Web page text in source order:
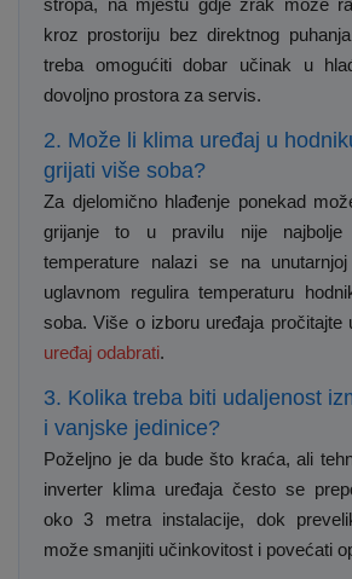
kroz prostoriju bez direktnog
treba omogućiti dobar učinak u
dovoljno prostora za servis.
2. Može li klima uređaj u
grijati više soba?
Za djelomično hlađenje ponekad
grijanje to u pravilu nije najbolje
temperature nalazi se na
uglavnom regulira temperaturu
soba. Više o izboru uređaja pročitajte
uređaj odabrati.
3. Kolika treba biti udaljenost
i vanjske jedinice?
Poželjno je da bude što kraća, ali
inverter klima uređaja često se
oko 3 metra instalacije, dok
može smanjiti učinkovitost i povećati